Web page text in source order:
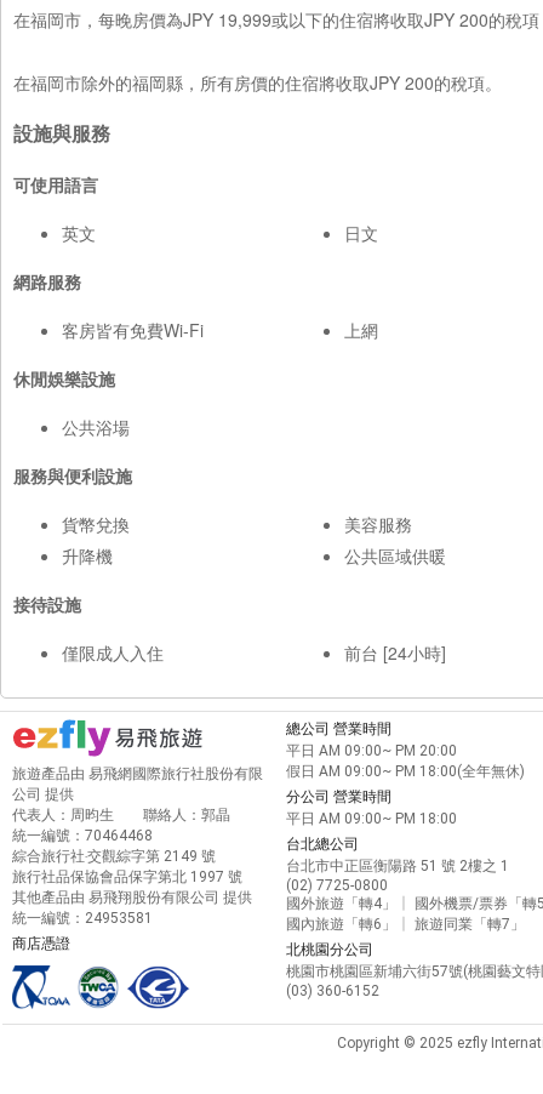
在福岡市，每晚房價為JPY 19,999或以下的住宿將收取JPY 200的稅
在福岡市除外的福岡縣，所有房價的住宿將收取JPY 200的稅項。
設施與服務
可使用語言
英文
日文
網路服務
客房皆有免費Wi-Fi
上網
休閒娛樂設施
公共浴場
服務與便利設施
貨幣兌換
升降機
美容服務
公共區域供暖
接待設施
僅限成人入住
前台 [24小時]